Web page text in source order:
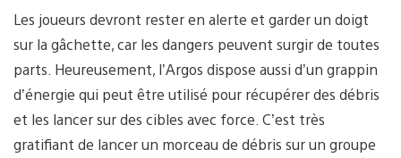
Les joueurs devront rester en alerte et garder un doigt
sur la gâchette, car les dangers peuvent surgir de toutes
parts. Heureusement, l’Argos dispose aussi d’un grappin
d’énergie qui peut être utilisé pour récupérer des débris
et les lancer sur des cibles avec force. C’est très
gratifiant de lancer un morceau de débris sur un groupe